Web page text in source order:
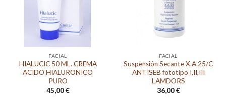
FACIAL
HIALUCIC 50 ML. CREMA
ACIDO HIALURONICO
PURO
45,00€
FACIAL
Suspensión Secante X.A.25/C
ANTISEB fototipo I,II,III
LAMDORS
36,00€